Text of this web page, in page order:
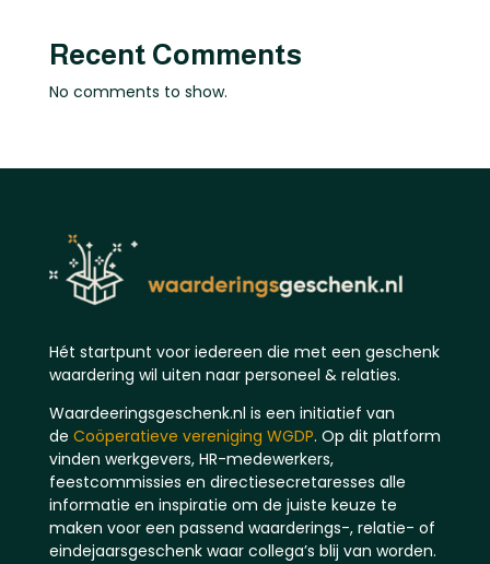
Recent Comments
No comments to show.
Hét startpunt voor iedereen die met een geschenk
waardering wil uiten naar personeel & relaties.
Waardeeringsgeschenk.nl is een initiatief van
de Coöperatieve vereniging WGDP. Op dit platform
vinden werkgevers, HR-medewerkers,
feestcommissies en directiesecretaresses alle
informatie en inspiratie om de juiste keuze te
maken voor een passend waarderings-, relatie- of
eindejaarsgeschenk waar collega’s blij van worden.